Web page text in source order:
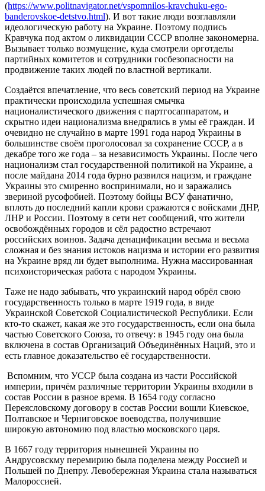
(https://www.politnavigator.net/vspomnilos-kravchuku-ego-
banderovskoe-detstvo.html). И вот такие люди возглавляли
идеологическую работу на Украине. Поэтому подпись
Кравчука под актом о ликвидации СССР вполне закономерна.
Вызывает только возмущение, куда смотрели орготделы
партийных комитетов и сотрудники госбезопасности на
продвижение таких людей по властной вертикали.
Создаётся впечатление, что весь советский период на Украине
практически происходила успешная смычка
националистического движения с партгосаппаратом, и
скрытно идеи национализма внедрялись в умы её граждан. И
очевидно не случайно в марте 1991 года народ Украины в
большинстве своём проголосовал за сохранение СССР, а в
декабре того же года – за независимость Украины. После чего
национализм стал государственной политикой на Украине, а
после майдана 2014 года бурно развился нацизм, и граждане
Украины это смиренно воспринимали, но и заражались
звериной русофобией. Поэтому бойцы ВСУ фанатично,
вплоть до последний капли крови сражаются с войсками ДНР,
ЛНР и России. Поэтому в сети нет сообщений, что жители
освобождённых городов и сёл радостно встречают
российских воинов. Задача денацификации весьма и весьма
сложная и без знания истоков нацизма и истории его развития
на Украине вряд ли будет выполнима. Нужна массированная
психоисторическая работа с народом Украины.
Таже не надо забывать, что украинский народ обрёл свою
государственность только в марте 1919 года, в виде
Украинской Советской Социалистической Республики. Если
кто-то скажет, какая же это государственность, если она была
частью Советского Союза, то отвечу: в 1945 году она была
включена в состав Организаций Объединённых Наций, это и
есть главное доказательство её государственности.
Вспомним, что УССР была создана из части Российской
империи, причём различные территории Украины входили в
состав России в разное время. В 1654 году согласно
Переясловскому договору в состав России вошли Киевское,
Полтавское и Черниговское воеводства, получившие
широкую автономию под властью московского царя.
В 1667 году территория нынешней Украины по
Андрусовскму перемирию была поделена между Россией и
Польшей по Днепру. Левобережная Украина стала называться
Малороссией.